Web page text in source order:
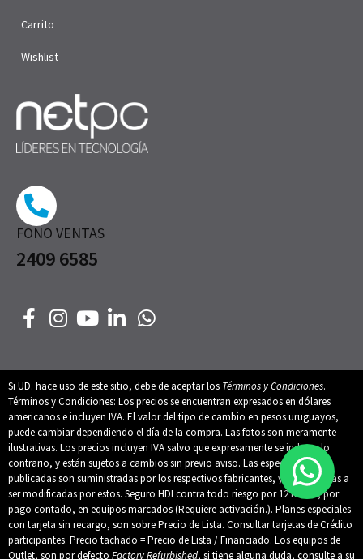
FONO VENTAS
2409 6585
Carrito
Wishlist
Si UD. hace uso de este sitio, debe de aceptar los Términos y Condiciones.
Términos y Condiciones: Los precios se encuentran expresados en dólares
americanos e incluyen IVA. El valor del tipo de cambio en pesos uruguayos,
puede cambiar dependiendo el día de la compra. Las fotos son meramente
ilustrativas. Los precios incluyen IVA salvo que expresamente se indique lo
contrario, y están sujetos a cambios sin previo aviso. Las especificaciones
publicadas son suministradas por los respectivos fabricantes, y están sujetas a
ser modificadas por estos. Seguro HDI contra todo riesgo por 12 meses, por
pago contado, en equipos marcados (Requiere activación.). Planes especiales
con tarjeta sin recargo, son sobre Precio de Lista. Consultar tarjetas de Crédito
participantes. Precio tachado = Precio de Lista / Financiado. Los equipos de
Outlet, son por defecto Factory Refurbished, si tiene alguna duda, consulte a su